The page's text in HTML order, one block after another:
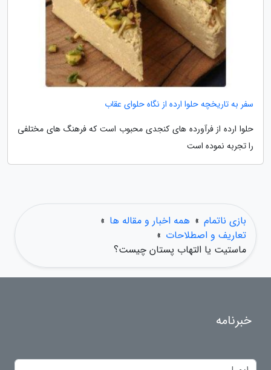
سفر به تاریخچه حلوا ارده از نگاه حلوای عقاب
حلوا ارده از فرآورده های کنجدی محبوب است که فرهنگ های مختلفی
را تجربه نموده است
بازی ناتمام » همه اخبار و مقاله ها »
تعاریف و اصطلاحات »
ماستیت یا التهاب پستان چیست؟
خبرنامه